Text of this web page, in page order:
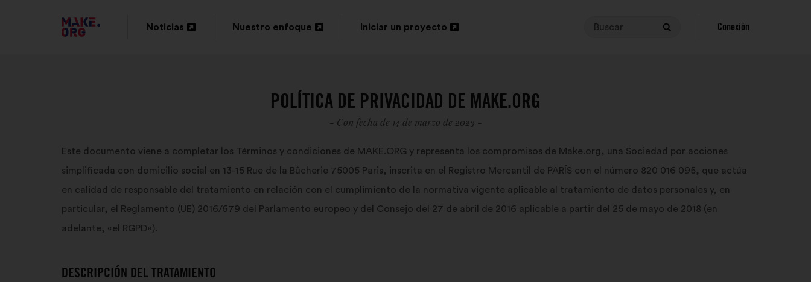
IR
INICIO
DE
MAKE.ORG
Noticias
Nuestro enfoque
Iniciar un proyecto
nueva
Para
3
y
140
Introdúcela
Buscar
Buscar
Conexión
POLÍTICA DE PRIVACIDAD DE MAKE.ORG
- Con fecha de 14 de marzo de 2023 -
Este documento viene a completar los Términos y condiciones de MAKE.ORG y representa los compromisos de Make.org, una Sociedad por acciones
simplificada con domicilio social en 13-15 Rue de la Bûcherie 75005 Paris, inscrita en el Registro Mercantil de PARÍS con el número 820 016 095, que actúa
en calidad de responsable del tratamiento en relación con el cumplimiento de la normativa vigente aplicable al tratamiento de datos personales y, en
particular, el Reglamento (UE) 2016/679 del Parlamento europeo y del Consejo del 27 de abril de 2016 aplicable a partir del 25 de mayo de 2018 (en
adelante, «el RGPD»).
DESCRIPCIÓN DEL TRATAMIENTO